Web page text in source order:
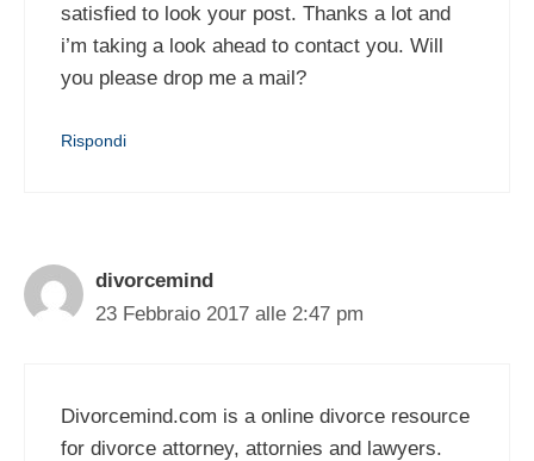
satisfied to look your post. Thanks a lot and
i’m taking a look ahead to contact you. Will
you please drop me a mail?
Rispondi
divorcemind
23 Febbraio 2017 alle 2:47 pm
Divorcemind.com is a online divorce resource
for divorce attorney, attornies and lawyers.